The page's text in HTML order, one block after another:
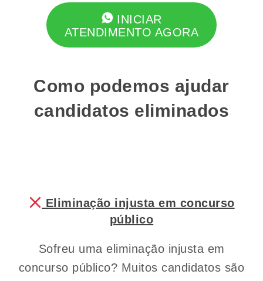
INICIAR
ATENDIMENTO AGORA
Como podemos ajudar
candidatos eliminados
Eliminação injusta em concurso
público
Sofreu uma eliminação injusta em
concurso público? Muitos candidatos são